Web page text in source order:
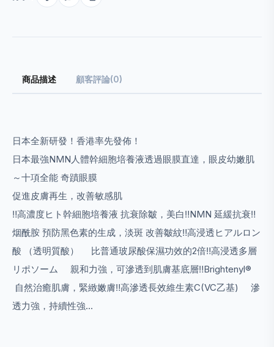
商品描述 顧客評論(0)
日本全新研發！香港率先發佈！
日本最強NMN人體幹細胞培養液透過眼膜直達，眼皮幼嫩肌
～十項全能 奇蹟眼膜
促進皮膚再生，改善敏感肌
‼️高濃度ヒト幹細胞培養液 抗衰除皺，美白‼️NMN 延緩抗衰‼️
烟酰胺 預防黑色素的生成，淡斑 改善皺紋‼️高浸透ヒアルロン
酸 （透明質酸） 比普通玻尿酸保濕功效的2倍‼️高浸透多層
リポソーム 親和力強，可滲透到肌膚基底層‼️Brightenyl®️
自然治癒肌膚，緊緻嫩膚‼️高滲透長效維生素C(VC乙基) 滲
透力強，持續性強...